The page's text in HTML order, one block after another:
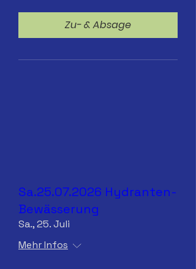
Zu- & Absage
Sa.25.07.2026 Hydranten-
Bewässerung
Sa., 25. Juli
Mehr Infos